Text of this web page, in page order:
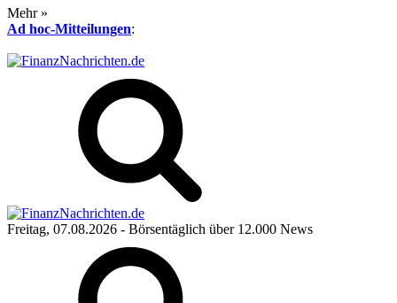
Mehr »
Ad hoc-Mitteilungen:
Freitag, 07.08.2026 - Börsentäglich über 12.000 News